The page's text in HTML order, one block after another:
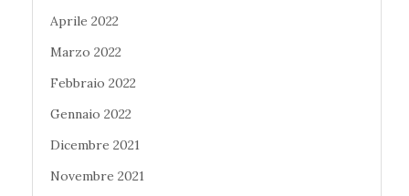
Aprile 2022
Marzo 2022
Febbraio 2022
Gennaio 2022
Dicembre 2021
Novembre 2021